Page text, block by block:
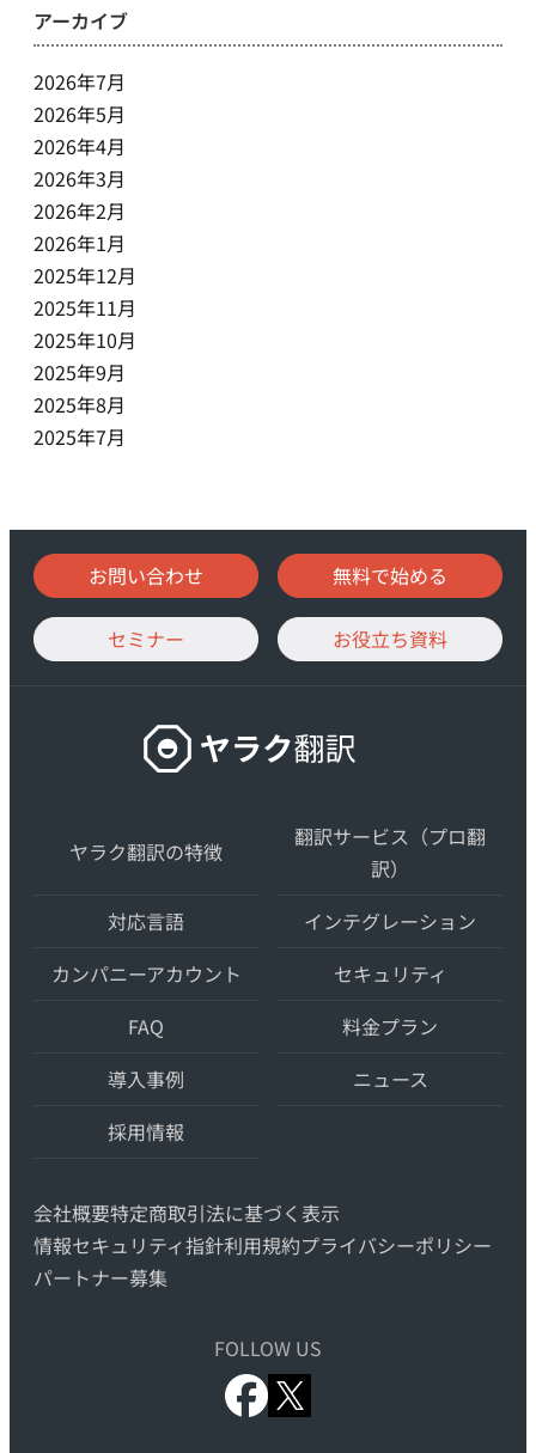
アーカイブ
2026年7月
2026年5月
2026年4月
2026年3月
2026年2月
2026年1月
2025年12月
2025年11月
2025年10月
2025年9月
2025年8月
2025年7月
お問い合わせ 無料で始める
セミナー お役立ち資料
ヤ
ラ
訳
–
最
先
端
の
AI
自
動
翻
機
械
翻
ヤラク翻訳の特徴
翻訳サービス（プロ翻
訳）
対応言語
インテグレーション
カンパニーアカウント
セキュリティ
FAQ
料金プラン
導入事例
ニュース
採用情報
会社概要特定商取引法に基づく表示
情報セキュリティ指針利用規約プライバシーポリシー
パートナー募集
FOLLOW US
x.com